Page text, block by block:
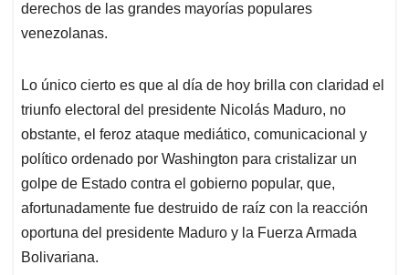
derechos de las grandes mayorías populares
venezolanas.
Lo único cierto es que al día de hoy brilla con claridad el
triunfo electoral del presidente Nicolás Maduro, no
obstante, el feroz ataque mediático, comunicacional y
político ordenado por Washington para cristalizar un
golpe de Estado contra el gobierno popular, que,
afortunadamente fue destruido de raíz con la reacción
oportuna del presidente Maduro y la Fuerza Armada
Bolivariana.